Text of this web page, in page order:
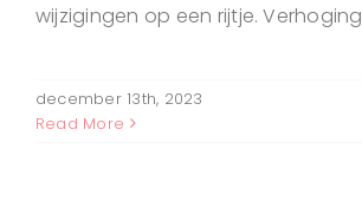
wijzigingen op een rijtje. Verhoging
december 13th, 2023
Read More